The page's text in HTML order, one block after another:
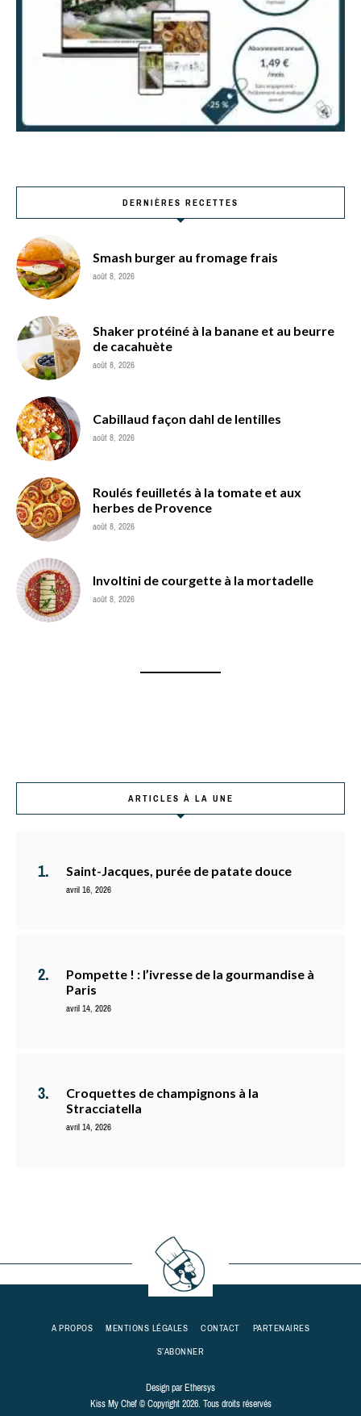
DERNIÈRES RECETTES
Smash burger au fromage frais
août 8, 2026
Shaker protéiné à la banane et au beurre
de cacahuète
août 8, 2026
Cabillaud façon dahl de lentilles
août 8, 2026
Roulés feuilletés à la tomate et aux
herbes de Provence
août 8, 2026
Involtini de courgette à la mortadelle
août 8, 2026
ARTICLES À LA UNE
Saint-Jacques, purée de patate douce
avril 16, 2026
Pompette ! : l’ivresse de la gourmandise à
Paris
avril 14, 2026
Croquettes de champignons à la
Stracciatella
avril 14, 2026
A PROPOS MENTIONS LÉGALES CONTACT
PARTENAIRES
S’ABONNER
Design parEthersys
Kiss My Chef © Copyright 2026. Tous droits réservés